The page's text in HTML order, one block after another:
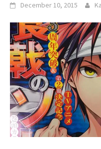
December 10, 2015